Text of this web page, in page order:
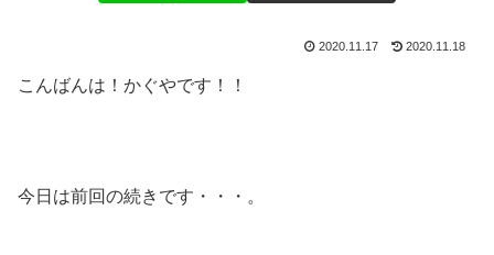
2020.11.17 2020.11.18
こんばんは！かぐやです！！
今日は前回の続きです・・・。